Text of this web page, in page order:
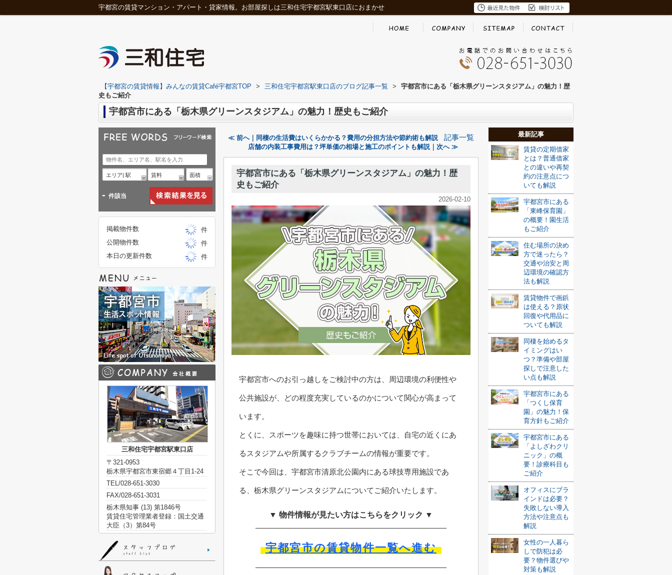
宇都宮の賃貸マンション・アパート・貸家情報。お部屋探しは三和住宅宇都宮駅東口店におまかせ
【宇都宮の賃貸情報】みんなの賃貸Café宇都宮TOP > 三和住宅宇都宮駅東口店のブログ記事一覧 >
宇都宮市にある「栃木県グリーンスタジアム」の魅力！歴
史もご紹介
宇都宮市にある「栃木県グリーンスタジアム」の魅力！歴史もご紹介
≪ 前へ｜同棲の生活費はいくらかかる？費用の分担方法や節約術も解説 記事一覧
店舗の内装工事費用は？坪単価の相場と施工のポイントも解説｜次へ ≫
宇都宮市にある「栃木県グリーンスタジアム」の魅力！歴
史もご紹介
2026-02-10
宇都宮市へのお引っ越しをご検討中の方は、周辺環境の利便性や
公共施設が、どの程度充実しているのかについて関心が高まって
います。
とくに、スポーツを趣味に持つ世帯においては、自宅の近くにあ
るスタジアムや所属するクラブチームの情報が重要です。
そこで今回は、宇都宮市清原北公園内にある球技専用施設であ
る、栃木県グリーンスタジアムについてご紹介いたします。
▼ 物件情報が見たい方はこちらをクリック ▼
宇都宮市の賃貸物件一覧へ進む
最新記事
賃貸の定期借家
とは？普通借家
との違いや再契
約の注意点につ
いても解説
宇都宮市にある
「東峰保育園」
の概要！園生活
もご紹介
住む場所の決め
方で迷ったら？
交通や治安と周
辺環境の確認方
法も解説
賃貸物件で画鋲
は使える？原状
回復や代用品に
ついても解説
同棲を始めるタ
イミングはい
つ？準備や部屋
探しで注意した
い点も解説
宇都宮市にある
「つくし保育
園」の魅力！保
育方針もご紹介
宇都宮市にある
「よしざわクリ
ニック」の概
要！診療科目も
ご紹介
オフィスにブラ
インドは必要？
失敗しない導入
方法や注意点も
解説
女性の一人暮ら
しで防犯は必
要？物件選びや
対策も解説
エリア| 駅 賃料 面積
- 件該当
掲載物件数
件
公開物件数
件
本日の更新件数
件
三和住宅宇都宮駅東口店
〒321-0953
栃木県宇都宮市東宿郷４丁目1-24
TEL/028-651-3030
FAX/028-651-3031
栃木県知事 (13) 第1846号
賃貸住宅管理業者登録：国土交通
大臣（3）第84号